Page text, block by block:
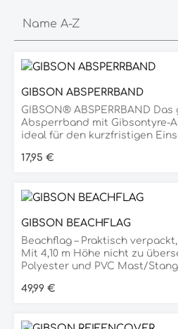
GIBSON ABSPERRBAND
GIBSON® ABSPERRBAND Das gelb-schwarze
Absperrband mit Gibsontyre-
ideal für den kurzfristigen
unverzichtbares Must-have
unkompliziert abrollbar Ideal für den professionellen
Regulärer Preis:
17,95 €
GIBSON BEACHFLAG
Beachflag – Praktisch
Mit 4,10 m Höhe nicht zu übersehen.
Polyester und PVC Mast/Stange aus Aluminium
Wassersack Ø 53 cm (inkl.)
Regulärer Preis:
49,99 €